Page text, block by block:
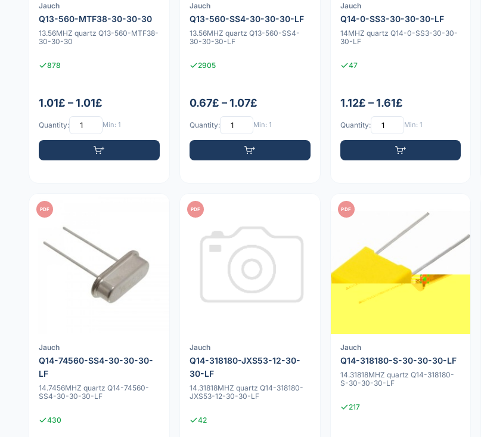
Jauch
Q13-560-MTF38-30-30-30
13.56MHZ quartz Q13-560-MTF38-
30-30-30
878
1.01£ – 1.01£
Quantity: Min: 1
Jauch
Q13-560-SS4-30-30-30-LF
13.56MHZ quartz Q13-560-SS4-
30-30-30-LF
2905
0.67£ – 1.07£
Quantity: Min: 1
Jauch
Q14-0-SS3-30-30-30-LF
14MHZ quartz Q14-0-SS3-30-30-
30-LF
47
1.12£ – 1.61£
Quantity: Min: 1
PDF
Jauch
Q14-74560-SS4-30-30-30-
LF
14.7456MHZ quartz Q14-74560-
SS4-30-30-30-LF
430
PDF
Jauch
Q14-318180-JXS53-12-30-
30-LF
14.31818MHZ quartz Q14-318180-
JXS53-12-30-30-LF
42
PDF
Jauch
Q14-318180-S-30-30-30-LF
14.31818MHZ quartz Q14-318180-
S-30-30-30-LF
217